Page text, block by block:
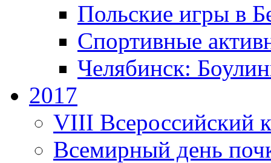
Польские игры в
Спортивные
Челябинск:
2017
VIII Всероссийский
Всемирный день